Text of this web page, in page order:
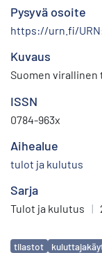
Pysyvä osoite
https://urn.fi/
Kuvaus
Suomen virallinen
ISSN
0784-963x
Aihealue
tulot ja kulutus
Sarja
Tulot ja kulutus |
Avainsanat
tilastot